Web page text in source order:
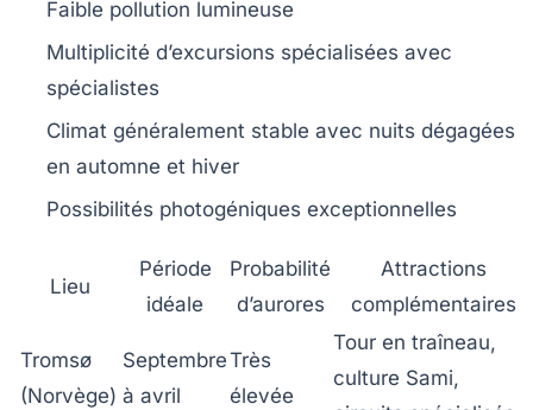
Faible pollution lumineuse
Multiplicité d’excursions spécialisées avec
spécialistes
Climat généralement stable avec nuits dégagées
en automne et hiver
Possibilités photogéniques exceptionnelles
Lieu
Période
idéale
Probabilité
d’aurores
Attractions
complémentaires
Tromsø
(Norvège)
Septembre
à avril
Très
élevée
Tour en traîneau,
culture Sami,